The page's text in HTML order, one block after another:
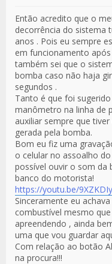
Então acredito que o
decorrência do sistema
anos . Pois eu sempre
em funcionamento
também sei que o
bomba caso não haja
segundos .
Tanto é que foi
manômetro na linha de
auxiliar sempre que
gerada pela bomba.
Bom eu fiz uma
o celular no assoalho
possível ouvir o som da
banco do motorista!
https://youtu.be/
Sinceramente eu
combustível mesmo
apreendendo , ainda
uma que vou guardar
Com relação ao botão
na procura!!!